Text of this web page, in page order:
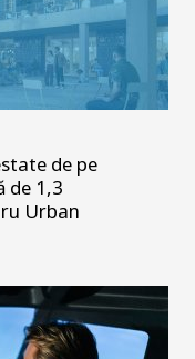
de pe
de 1,3
Urban